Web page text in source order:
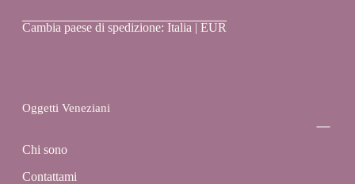
Veneziani
Cambia paese di spedizione: Italia | EUR
Oggetti Veneziani
Chi sono
Contattami